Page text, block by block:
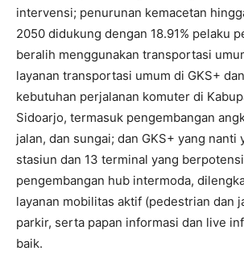
intervensi; penurunan kemacetan
2050 didukung dengan 18.91% pelaku
beralih menggunakan transportasi
layanan transportasi umum di GKS+
kebutuhan perjalanan komuter di
Sidoarjo, termasuk pengembangan
jalan, dan sungai; dan GKS+ yang nanti
stasiun dan 13 terminal yang
pengembangan hub intermoda,
layanan mobilitas aktif (pedestrian dan
parkir, serta papan informasi dan live
baik.